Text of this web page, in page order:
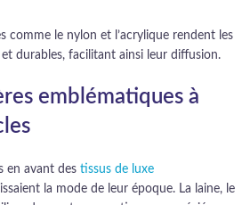
comme le nylon et l’acrylique rendent les
durables, facilitant ainsi leur diffusion.
emblématiques à
en avant des tissus de luxe
la mode de leur époque. La laine, le